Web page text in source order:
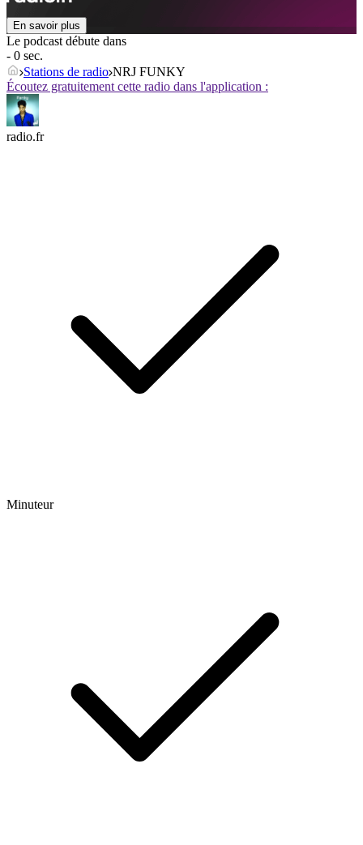
En savoir plus
Le podcast débute dans
- 0 sec.
Stations de radio NRJ FUNKY
Écoutez gratuitement cette radio dans l'application :
radio.fr
Minuteur